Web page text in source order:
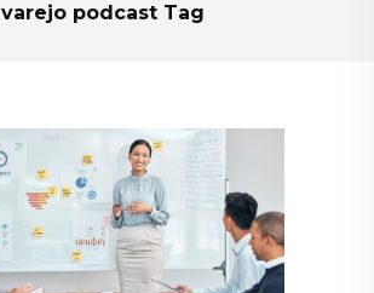
varejo podcast Tag